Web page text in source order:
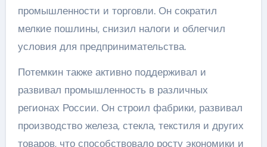
промышленности и торговли. Он сократил
мелкие пошлины, снизил налоги и облегчил
условия для предпринимательства.
Потемкин также активно поддерживал и
развивал промышленность в различных
регионах России. Он строил фабрики, развивал
производство железа, стекла, текстиля и других
товаров, что способствовало росту экономики и